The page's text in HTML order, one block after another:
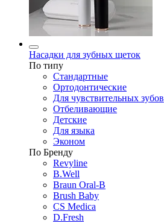
Насадки для зубных щеток
По типу
Стандартные
Ортодонтические
Для чувствительных зубов
Отбеливающие
Детские
Для языка
Эконом
По Бренду
Revyline
B.Well
Braun Oral-B
Brush Baby
CS Medica
D.Fresh